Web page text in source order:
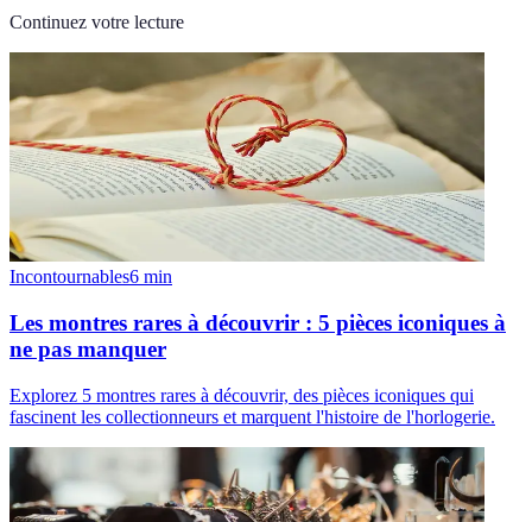
Continuez votre lecture
Incontournables6 min
Les montres rares à découvrir : 5 pièces iconiques à
ne pas manquer
Explorez 5 montres rares à découvrir, des pièces iconiques qui
fascinent les collectionneurs et marquent l'histoire de l'horlogerie.